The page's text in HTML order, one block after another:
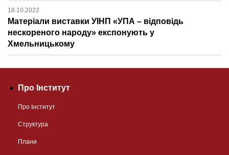
18.10.2022
Матеріали виставки УІНП «УПА – відповідь
нескореного народу» експонують у
Хмельницькому
Про Інститут
Про Інститут
Структура
Плани